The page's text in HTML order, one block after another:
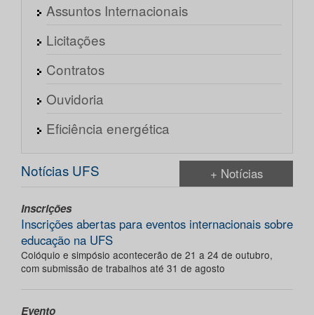
Assuntos Internacionais
Licitações
Contratos
Ouvidoria
Eficiência energética
Notícias UFS + Notícias
Inscrições
Inscrições abertas para eventos internacionais sobre
educação na UFS
Colóquio e simpósio acontecerão de 21 a 24 de outubro,
com submissão de trabalhos até 31 de agosto
Evento